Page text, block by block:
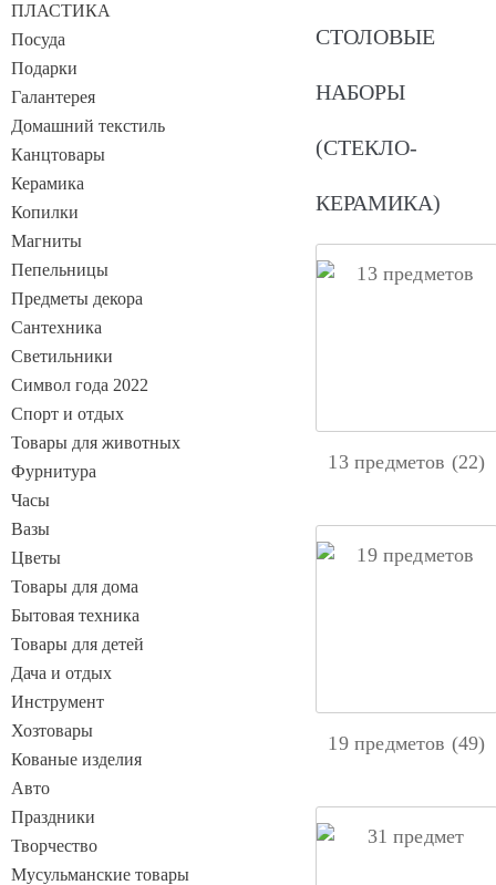
СТОЛОВЫЕ
НАБОРЫ
(СТЕКЛО-
КЕРАМИКА)
13 предметов (22)
19 предметов (49)
ПЛАСТИКА
Посуда
Подарки
Галантерея
Домашний текстиль
Канцтовары
Керамика
Копилки
Магниты
Пепельницы
Предметы декора
Сантехника
Светильники
Символ года 2022
Спорт и отдых
Товары для животных
Фурнитура
Часы
Вазы
Цветы
Товары для дома
Бытовая техника
Товары для детей
Дача и отдых
Инструмент
Хозтовары
Кованые изделия
Авто
Праздники
Творчество
Мусульманские товары